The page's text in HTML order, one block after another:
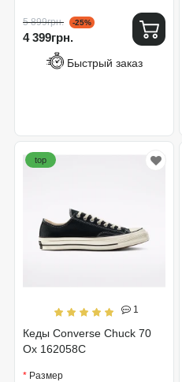
5 899грн. -25%
4 399грн.
Быстрый заказ
1
Кеды Converse Chuck 70
Ox 162058C
top
Размер